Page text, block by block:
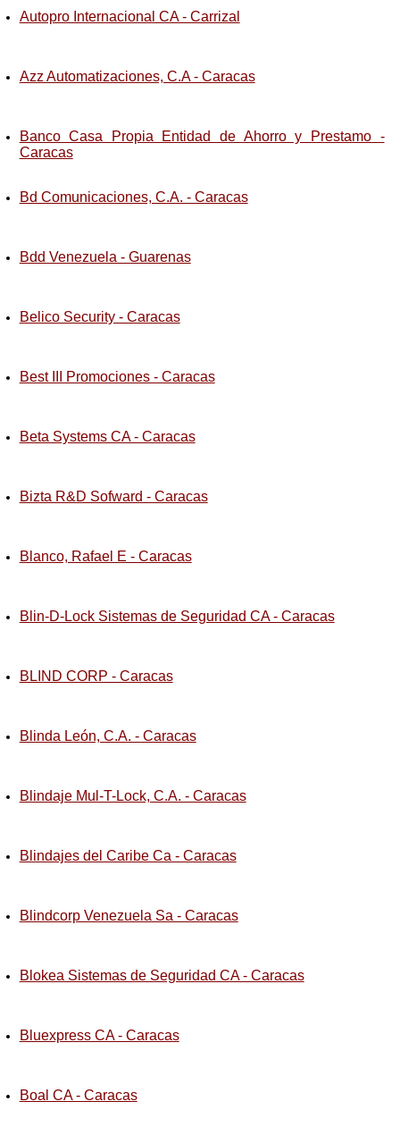
Autopro Internacional CA - Carrizal
Azz Automatizaciones, C.A - Caracas
Banco Casa Propia Entidad de Ahorro y Prestamo -
Caracas
Bd Comunicaciones, C.A. - Caracas
Bdd Venezuela - Guarenas
Belico Security - Caracas
Best III Promociones - Caracas
Beta Systems CA - Caracas
Bizta R&D Sofward - Caracas
Blanco, Rafael E - Caracas
Blin-D-Lock Sistemas de Seguridad CA - Caracas
BLIND CORP - Caracas
Blinda León, C.A. - Caracas
Blindaje Mul-T-Lock, C.A. - Caracas
Blindajes del Caribe Ca - Caracas
Blindcorp Venezuela Sa - Caracas
Blokea Sistemas de Seguridad CA - Caracas
Bluexpress CA - Caracas
Boal CA - Caracas